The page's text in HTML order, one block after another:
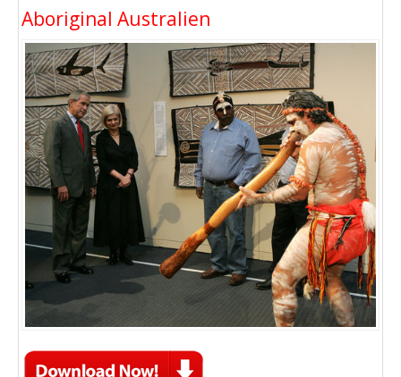
Aboriginal Australien